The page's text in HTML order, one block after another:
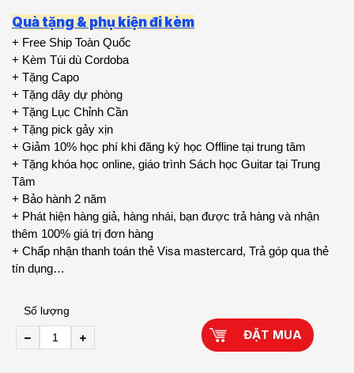
Quà tặng & phụ kiện đi kèm
+ Free Ship Toàn Quốc
+ Kèm Túi dù Cordoba
+ Tặng Capo
+ Tặng dây dự phòng
+ Tặng Lục Chỉnh Cần
+ Tặng pick gảy xịn
+ Giảm 10% học phí khi đăng ký học Offline tại trung tâm
+ Tặng khóa học online, giáo trình Sách học Guitar tại Trung
Tâm
+ Bảo hành 2 năm
+ Phát hiện hàng giả, hàng nhái, bạn được trả hàng và nhận
thêm 100% giá trị đơn hàng
+ Chấp nhận thanh toán thẻ Visa mastercard, Trả góp qua thẻ
tín dụng…
Số lượng
ĐẶT MUA